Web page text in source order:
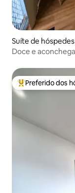
Suíte de
Doce e
Entre os
Preferido dos